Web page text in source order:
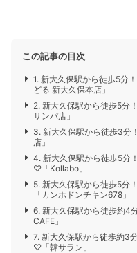
この記事の目次
1. 新大久保駅から徒歩5分
どる 新大久保本店」
2. 新大久保駅から徒歩5分
サンパ店」
3. 新大久保駅から徒歩3分
店」
4. 新大久保駅から徒歩5分
♡「Kollabo」
5. 新大久保駅から徒歩5分
「カンホドンチキン678」
6. 新大久保駅から徒歩約4
CAFE」
7. 新大久保駅から徒歩約3
♡「韓サラン」